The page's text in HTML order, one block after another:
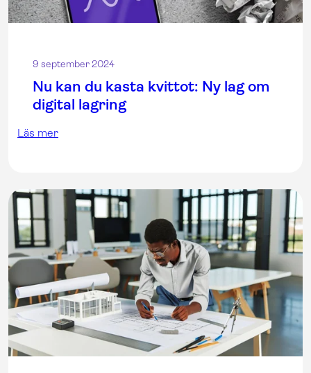
9 september 2024
Nu kan du kasta kvittot: Ny lag om
digital lagring
Läs mer